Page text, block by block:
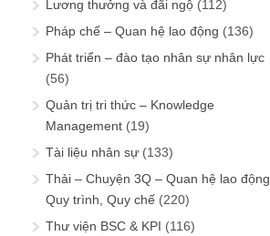
Lương thưởng và đãi ngộ (112)
Pháp chế – Quan hệ lao động (136)
Phát triển – đào tạo nhân sự nhân lực
(56)
Quản trị tri thức – Knowledge
Management (19)
Tài liệu nhân sự (133)
Thải – Chuyện 3Q – Quan hệ lao động,
Quy trình, Quy chế (220)
Thư viện BSC & KPI (116)